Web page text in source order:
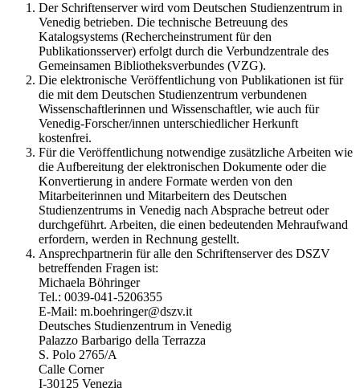
Der Schriftenserver wird vom Deutschen Studienzentrum in
Venedig betrieben. Die technische Betreuung des
Katalogsystems (Rechercheinstrument für den
Publikationsserver) erfolgt durch die Verbundzentrale des
Gemeinsamen Bibliotheksverbundes (VZG).
Die elektronische Veröffentlichung von Publikationen ist für
die mit dem Deutschen Studienzentrum verbundenen
Wissenschaftlerinnen und Wissenschaftler, wie auch für
Venedig-Forscher/innen unterschiedlicher Herkunft
kostenfrei.
Für die Veröffentlichung notwendige zusätzliche Arbeiten wie
die Aufbereitung der elektronischen Dokumente oder die
Konvertierung in andere Formate werden von den
Mitarbeiterinnen und Mitarbeitern des Deutschen
Studienzentrums in Venedig nach Absprache betreut oder
durchgeführt. Arbeiten, die einen bedeutenden Mehraufwand
erfordern, werden in Rechnung gestellt.
Ansprechpartnerin für alle den Schriftenserver des DSZV
betreffenden Fragen ist:
Michaela Böhringer
Tel.: 0039-041-5206355
E-Mail: m.boehringer@dszv.it
Deutsches Studienzentrum in Venedig
Palazzo Barbarigo della Terrazza
S. Polo 2765/A
Calle Corner
I-30125 Venezia